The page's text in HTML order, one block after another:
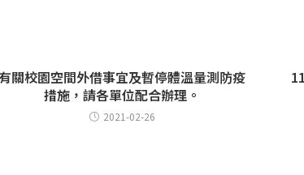
關校園空間外借事宜及暫停體溫量測防疫
措施，請各單位配合辦理。
2021-02-26